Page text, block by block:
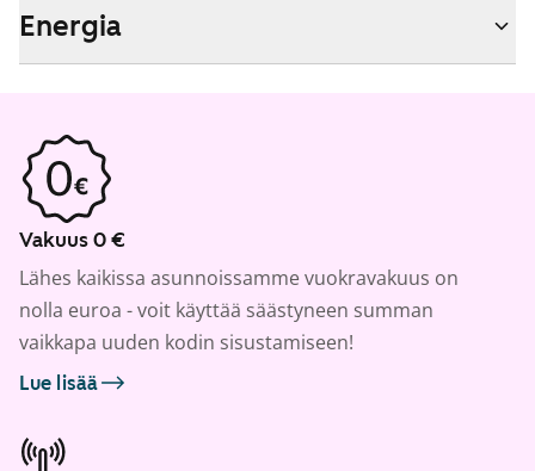
Energia
Vakuus 0 €
Lähes kaikissa asunnoissamme vuokravakuus on
nolla euroa - voit käyttää säästyneen summan
vaikkapa uuden kodin sisustamiseen!
Lue lisää